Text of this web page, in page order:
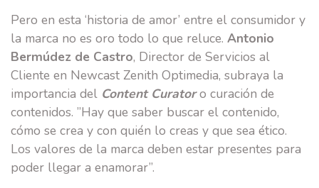
Pero en esta ‘historia de amor’ entre el consumidor y
la marca no es oro todo lo que reluce. Antonio
Bermúdez de Castro, Director de Servicios al
Cliente en Newcast Zenith Optimedia, subraya la
importancia del Content Curatoro curación de
contenidos. ”Hay que saber buscar el contenido,
cómo se crea y con quién lo creas y que sea ético.
Los valores de la marca deben estar presentes para
poder llegar a enamorar”.